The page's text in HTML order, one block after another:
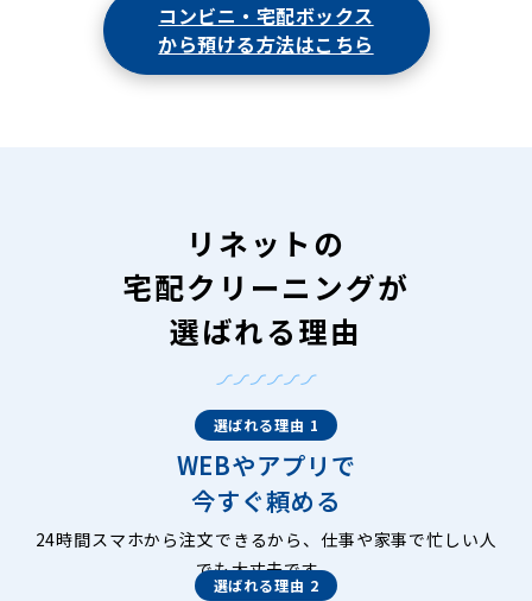
コンビニ・宅配ボックス
から預ける方法はこちら
リネットの
宅配クリーニングが
選ばれる理由
選ばれる理由 1
WEBやアプリで
今すぐ頼める
24時間スマホから注文できるから、仕事や家事で忙しい人
でも大丈夫です。
選ばれる理由 2